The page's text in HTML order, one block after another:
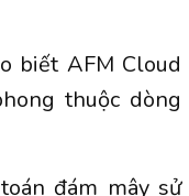
biết AFM Cloud
thuộc dòng
đám mây sử